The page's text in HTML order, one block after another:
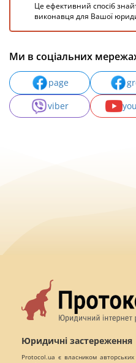
Це ефективний спосіб
виконавця для Вашої
Ми в соціальних
page
viber
Юридичні застереження
Protocol.ua є власником